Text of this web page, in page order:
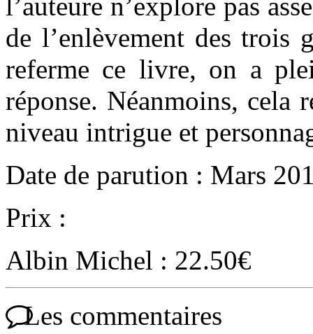
l’auteure n’explore pas
de l’enlèvement des
referme ce livre, on a
réponse. Néanmoins,
niveau intrigue et
Date de parution : Mars
Prix :
Albin Michel : 22.50€
Les commentaires